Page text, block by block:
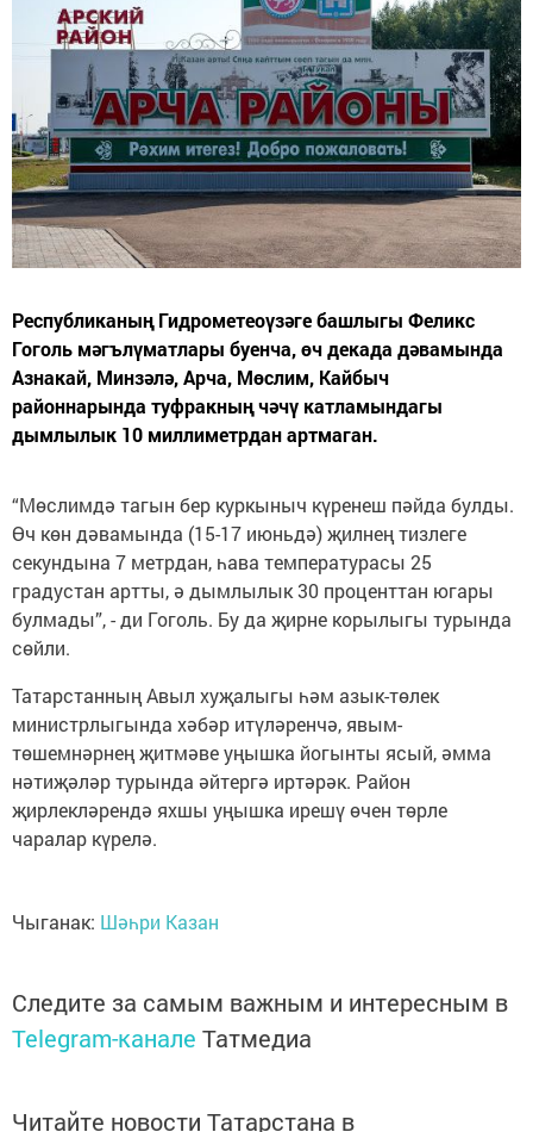
Республиканың Гидрометеоүзәге башлыгы Феликс
Гоголь мәгълүматлары буенча, өч декада дәвамында
Азнакай, Минзәлә, Арча, Мөслим, Кайбыч
районнарында туфракның чәчү катламындагы
дымлылык 10 миллиметрдан артмаган.
“Мөслимдә тагын бер куркыныч күренеш пәйда булды.
Өч көн дәвамында (15-17 июньдә) җилнең тизлеге
секундына 7 метрдан, һава температурасы 25
градустан артты, ә дымлылык 30 проценттан югары
булмады”, - ди Гоголь. Бу да җирне корылыгы турында
сөйли.
Татарстанның Авыл хуҗалыгы һәм азык-төлек
министрлыгында хәбәр итүләренчә, явым-
төшемнәрнең җитмәве уңышка йогынты ясый, әмма
нәтиҗәләр турында әйтергә иртәрәк. Район
җирлекләрендә яхшы уңышка ирешү өчен төрле
чаралар күрелә.
Чыганак: Шәһри Казан
Следите за самым важным и интересным в
Telegram-канале Татмедиа
Читайте новости Татарстана в